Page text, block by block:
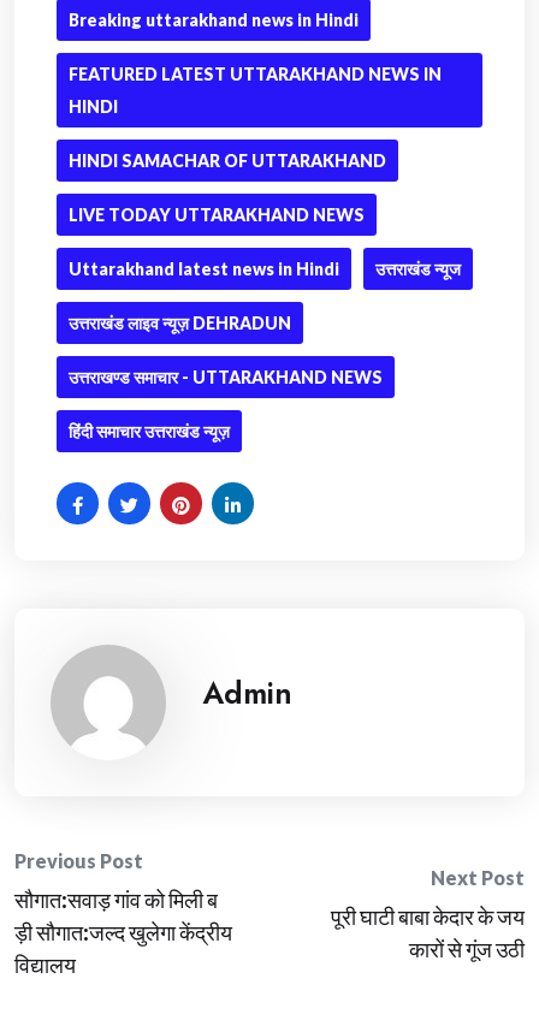
Breaking uttarakhand news in Hindi
FEATURED LATEST UTTARAKHAND NEWS IN
HINDI
HINDI SAMACHAR OF UTTARAKHAND
LIVE TODAY UTTARAKHAND NEWS
Uttarakhand latest news in Hindi उत्तराखंड न्यूज
उत्तराखंड लाइव न्यूज़ DEHRADUN
उत्तराखण्ड समाचार - UTTARAKHAND NEWS
हिंदी समाचार उत्तराखंड न्यूज़
Admin
Post
navigation
Previous Post
सौगात:सवाड़ गांव को मिली ब
ड़ी सौगात:जल्द खुलेगा केंद्रीय
विद्यालय
Next Post
पूरी घाटी बाबा केदार के जय
कारों से गूंज उठी